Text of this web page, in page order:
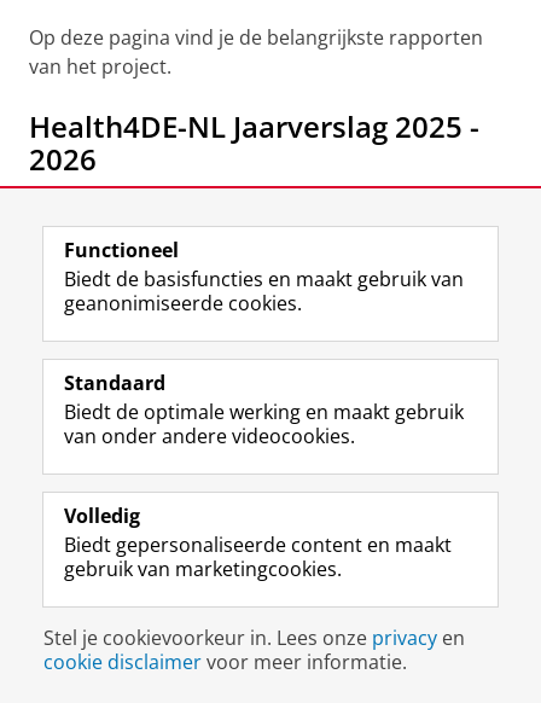
Op deze pagina vind je de belangrijkste rapporten
van het project.
Health4DE-NL Jaarverslag 2025 -
2026
Download hier het jaarverslag van het eerste project
jaar.
Nederlands Duits
Laatst gewijzigd: 07 mei 2026 09:59
View this page in:Deutsch English
n
s
t
a
g
r
i
n
e
d
I
o
u
u
b
e
Disclaimer & Copyright Privacy
Cookies
Inloggen
Functioneel
Biedt de basisfuncties en maakt gebruik van
geanonimiseerde cookies.
Standaard
Biedt de optimale werking en maakt gebruik
van onder andere videocookies.
Volledig
Biedt gepersonaliseerde content en maakt
gebruik van marketingcookies.
Stel je cookievoorkeur in. Lees onze privacy en
cookie disclaimervoor meer informatie.